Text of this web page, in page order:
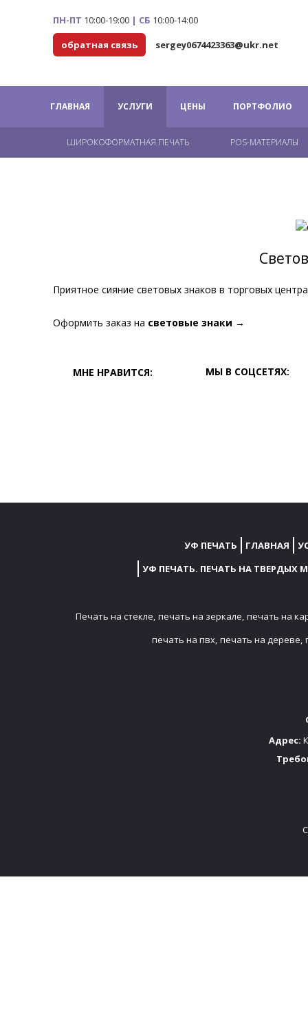
ПН-ПТ 10:00-19:00 | СБ 10:00-14:00
обратная связь
sergey0674423363@ukr.net
ГЛАВНАЯ УСЛУГИ ЦЕНЫ ПОРТФОЛИО
ШИРОКОФОРМАТНАЯ ПЕЧАТЬ POS-МАТЕРИАЛЫ
Приятное сияние световых знаков в торговых
Оформить заказ на световые знаки →
МНЕ НРАВИТСЯ: МЫ В СОЦСЕТЯХ:
УФ ПЕЧАТЬ ГЛАВНАЯ
УФ ПЕЧАТЬ. ПЕЧАТЬ НА ТВЕРДЫХ
Печать на стекле, печать на зеркале, печать на
печать на пвх, печать на дереве,
Адрес: